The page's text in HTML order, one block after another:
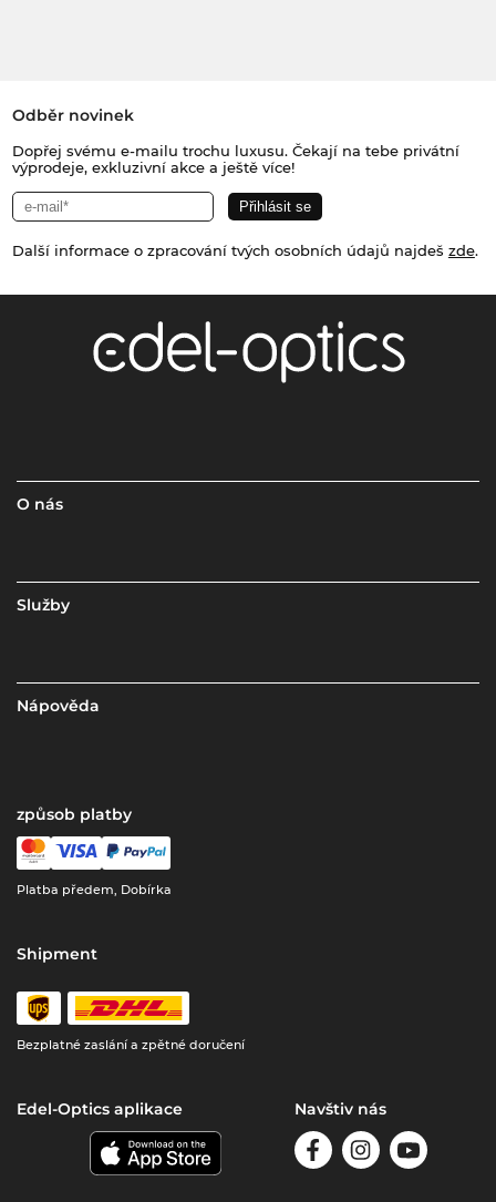
Odběr novinek
Dopřej svému e-mailu trochu luxusu. Čekají na tebe privátní
výprodeje, exkluzivní akce a ještě více!
Další informace o zpracování tvých osobních údajů najdeš zde.
O nás
Služby
Nápověda
způsob platby
Platba předem, Dobírka
Shipment
Bezplatné zaslání a zpětné doručení
Edel-Optics aplikace Navštiv nás